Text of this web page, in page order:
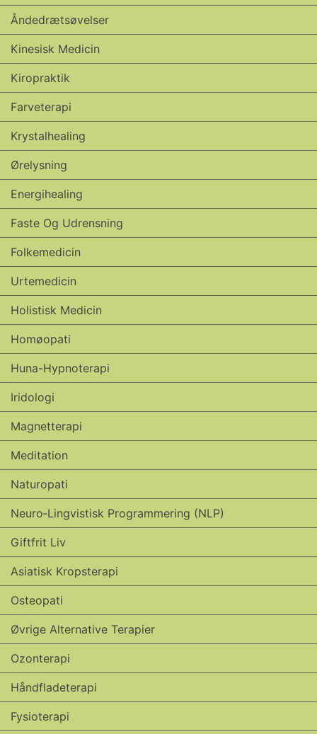
Åndedrætsøvelser
Kinesisk Medicin
Kiropraktik
Farveterapi
Krystalhealing
Ørelysning
Energihealing
Faste Og Udrensning
Folkemedicin
Urtemedicin
Holistisk Medicin
Homøopati
Huna-Hypnoterapi
Iridologi
Magnetterapi
Meditation
Naturopati
Neuro‑lingvistisk Programmering (NLP)
Giftfrit Liv
Asiatisk Kropsterapi
Osteopati
Øvrige Alternative Terapier
Ozonterapi
Håndfladeterapi
Fysioterapi